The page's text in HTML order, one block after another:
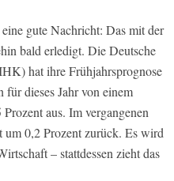
gute Nachricht: Das mit der
bald erledigt. Die Deutsche
hat ihre Frühjahrsprognose
dieses Jahr von einem
aus. Im vergangenen
0,2 Prozent zurück. Es wird
– stattdessen zieht das